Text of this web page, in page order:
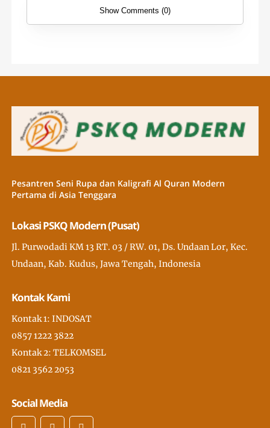
Show Comments (0)
Pesantren Seni Rupa dan Kaligrafi Al Quran Modern
Pertama di Asia Tenggara
Lokasi PSKQ Modern (Pusat)
Jl. Purwodadi KM 13 RT. 03 / RW. 01, Ds. Undaan Lor, Kec.
Undaan, Kab. Kudus, Jawa Tengah, Indonesia
Kontak Kami
Kontak 1: INDOSAT
0857 1222 3822
Kontak 2: TELKOMSEL
0821 3562 2053
Social Media